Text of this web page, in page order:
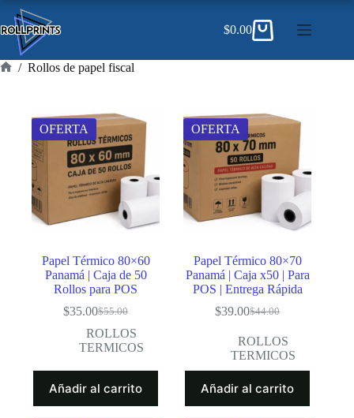
Saltar
contenido
Carro
compra
$0.00
/ Rollos de papel fiscal
OFERTA
Papel Térmico 80×60
Panamá | Caja de 50
Rollos para POS
$55.00
El
precio
original
$55.00.
$35.00El
precio
actual
$35.00.
ROLLOS
TERMICOS
Añadir al carrito
OFERTA
Papel Térmico 80×70
Panamá | Caja x50 | Para
POS | Entrega Rápida
$44.00
El
original
era:
$44.00.
$39.00El
actual
es:
$39.00.
ROLLOS
TERMICOS
Añadir al carrito